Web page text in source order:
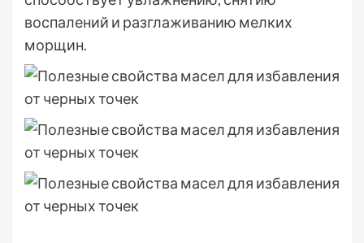
воспалений и разглаживанию мелких
морщин.